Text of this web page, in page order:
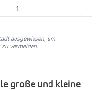
1 –
ausgewiesen, um
vermeiden.
große und kleine